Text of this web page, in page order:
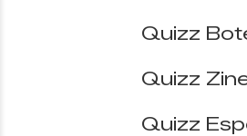
Quizz
Quizz
Quizz